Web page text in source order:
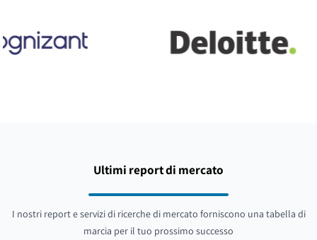
Ultimi report di mercato
I nostri report e servizi di ricerche di mercato forniscono una tabella di
marcia per il tuo prossimo successo